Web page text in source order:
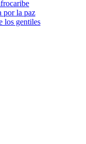
por la paz
los gentiles